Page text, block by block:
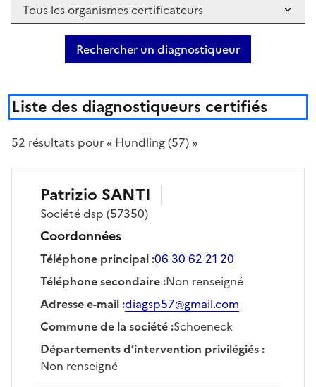
Rechercher un diagnostiqueur
Liste des diagnostiqueurs certifiés
52 résultats pour « Hundling (57) »
Patrizio SANTI
Sociétédsp (57350)
Coordonnées
Téléphone principal:06 30 62 21 20
Téléphone secondaire:Non renseigné
Adresse e-mail:diagsp57@gmail.com
Commune de la société:Schoeneck
Départements d’intervention privilégiés:
Non renseigné